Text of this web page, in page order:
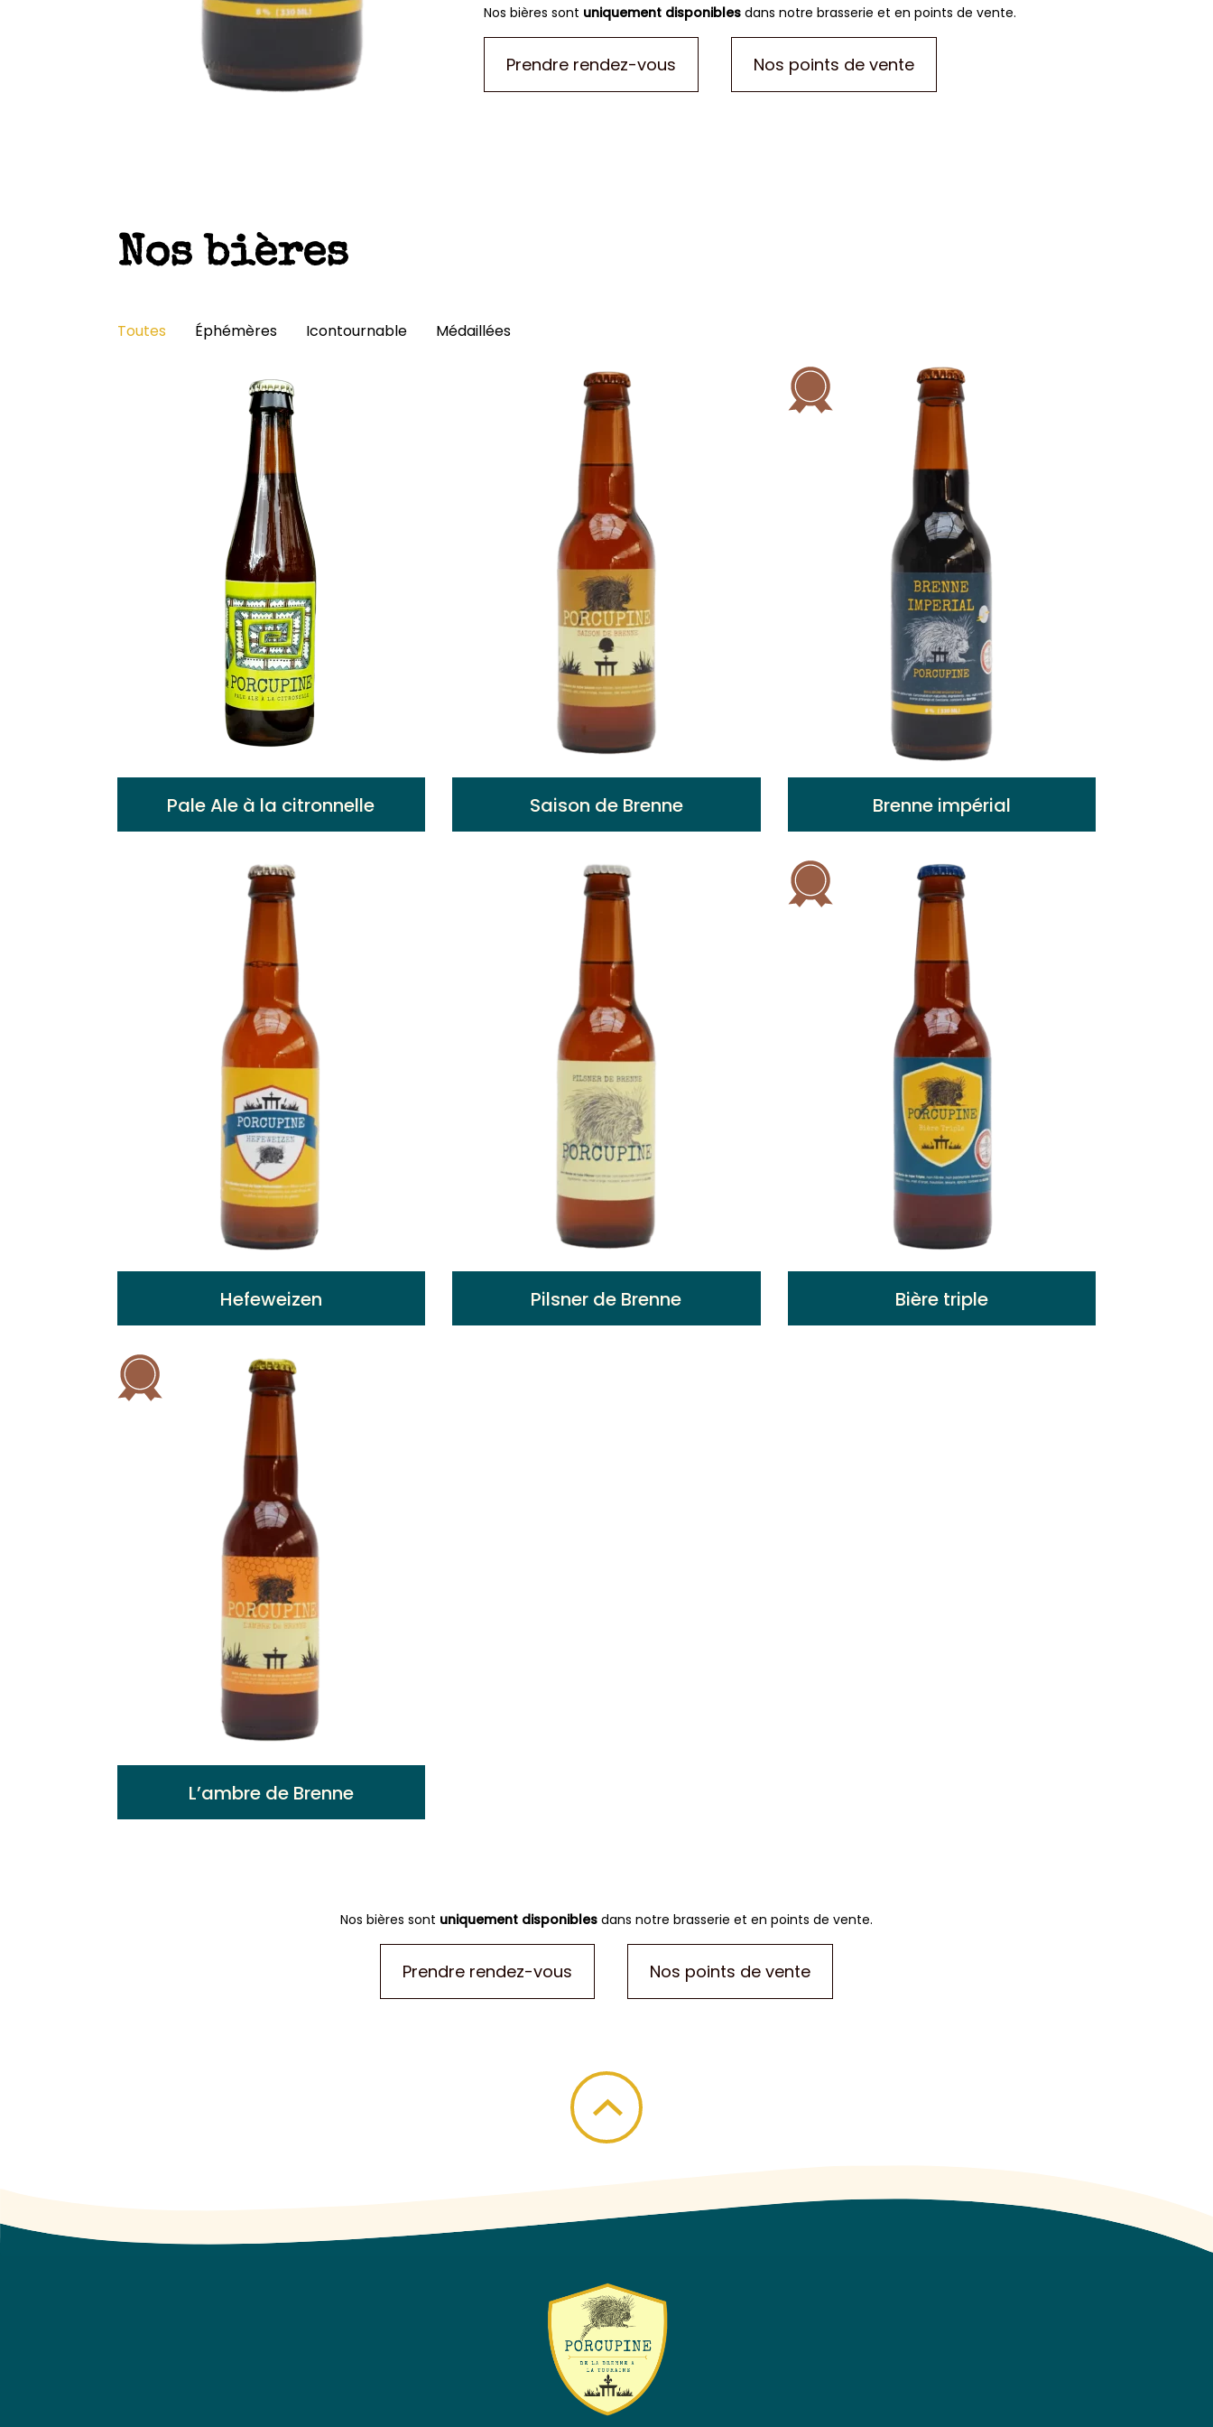
Nos bières sont uniquement disponibles dans notre brasserie et en points de vente.
Prendre rendez-vous Nos points de vente
Nos bières
Toutes Éphémères Icontournable Médaillées
Pale Ale à la citronnelle
citronnelle. Arômes citronnés et d’herbes
fraîches, Bière très rafraichissante, parfait
pour l’été.
Voir plus
Saison de Brenne
maltés, fruités et épicés avec une finale
sèche aigrelette très rafraichissante.
Voir plus
Brenne impérial
partir d’
écorce d’orange
notes intenses decafé, de
d’orange
Voir plus
Hefeweizen
trouble due aux levures qui restent en
suspension. Arômes fruités agrumes et
épices.
Voir plus
Pilsner de Brenne Bière triple
L’ambre de Brenne
Nos bières sont uniquement disponibles dans notre brasserie et en points de vente.
Prendre rendez-vous Nos points de vente